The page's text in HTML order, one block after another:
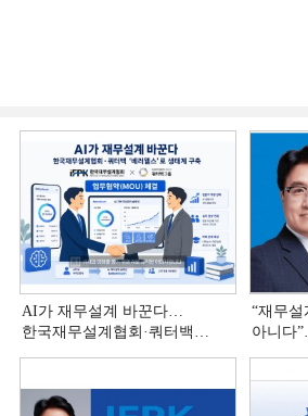
AI가 재무설계 바꾼다…
한국재무설계협회·쿼터백
“재무
아니다